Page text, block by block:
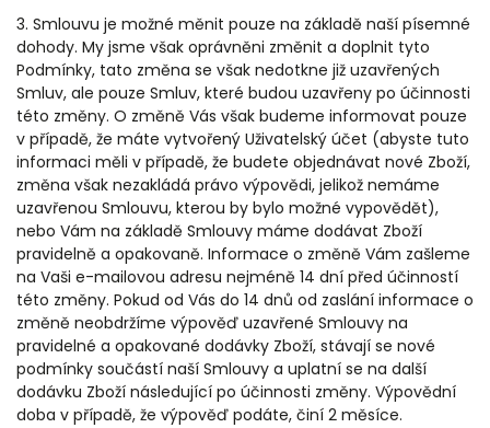
3. Smlouvu je možné měnit pouze na základě naší písemné
dohody. My jsme však oprávněni změnit a doplnit tyto
Podmínky, tato změna se však nedotkne již uzavřených
Smluv, ale pouze Smluv, které budou uzavřeny po účinnosti
této změny. O změně Vás však budeme informovat pouze
v případě, že máte vytvořený Uživatelský účet (abyste tuto
informaci měli v případě, že budete objednávat nové Zboží,
změna však nezakládá právo výpovědi, jelikož nemáme
uzavřenou Smlouvu, kterou by bylo možné vypovědět),
nebo Vám na základě Smlouvy máme dodávat Zboží
pravidelně a opakovaně. Informace o změně Vám zašleme
na Vaši e-mailovou adresu nejméně 14 dní před účinností
této změny. Pokud od Vás do 14 dnů od zaslání informace o
změně neobdržíme výpověď uzavřené Smlouvy na
pravidelné a opakované dodávky Zboží, stávají se nové
podmínky součástí naší Smlouvy a uplatní se na další
dodávku Zboží následující po účinnosti změny. Výpovědní
doba v případě, že výpověď podáte, činí 2 měsíce.